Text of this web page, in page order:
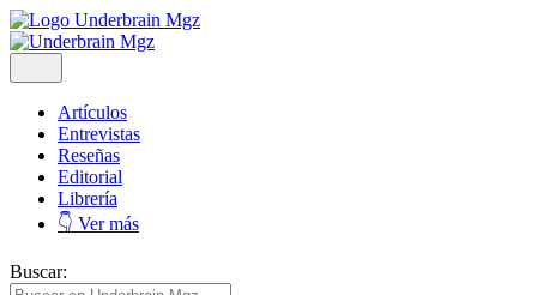
Artículos
Entrevistas
Reseñas
Editorial
Librería
👇 Ver más
Buscar: